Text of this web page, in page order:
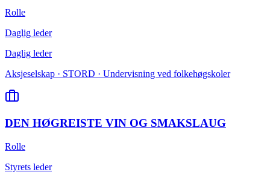
Rolle
Daglig leder
Daglig leder
Aksjeselskap · STORD · Undervisning ved folkehøgskoler
DEN HØGREISTE VIN OG SMAKSLAUG
Rolle
Styrets leder